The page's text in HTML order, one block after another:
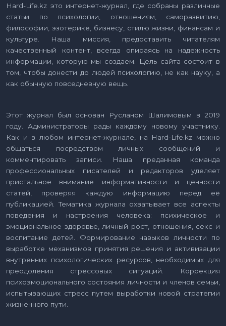
Hard-Life.kz это интернет-журнал, где собраны различные
статьи по психологии, отношениям, саморазвитию,
философии, эзотерике, бизнесу, стилю жизни, финансам и
культуре. Наша миссия, предоставить читателям
качественный контент, всегда опираясь на надежность
информации, которую мы создаем. Цель сайта состоит в
том, чтобы донести до людей психологию, не как науку, а
как обычную повседневную вещь.
Этот журнал был основан Русланом Шалимовым в 2019
году. Администраторы рады каждому новому участнику.
Как и в любом интернет-журнале, на Hard-Life.kz можно
общаться посредством личных сообщений и
комментировать записи. Наша преданная команда
профессиональных писателей и редакторов уделяет
пристальное внимание информативности и ценности
статей, проверяя каждую информацию перед её
публикацией. Тематика журнала охватывает все аспекты
поведения и настроения человека: психическое и
эмоциональное здоровье, личный рост, отношения, секс и
воспитание детей. Формирование навыков личности по
выработке механизмов принятия решения и активизации
внутренних психологических ресурсов, необходимых для
преодоления стрессовых ситуаций. Коррекция
психоэмоционального состояния личности и членов семьи,
испытывающих стресс путем выработки новой стратегии
жизненного пути.